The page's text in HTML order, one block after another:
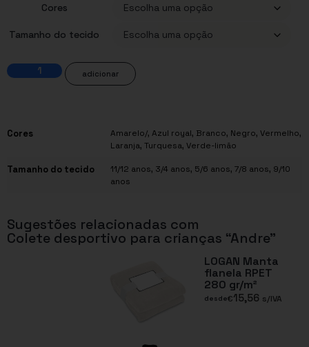
Cores
Tamanho do tecido
adicionar
Cores Amarelo/, Azul royal, Branco, Negro, Vermelho,
Laranja, Turquesa, Verde-limão
Tamanho do tecido 11/12 anos, 3/4 anos, 5/6 anos, 7/8 anos, 9/10
anos
Sugestões relacionadas com
Colete desportivo para crianças “Andre”
LOGAN Manta
flanela RPET
280 gr/m²
desde€15,56 s/IVA